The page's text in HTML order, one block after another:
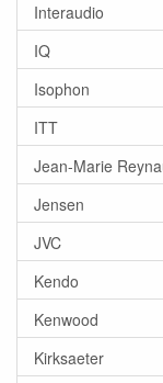
Interaudio
IQ
Isophon
ITT
Jean-Marie
Jensen
JVC
Kendo
Kenwood
Kirksaeter